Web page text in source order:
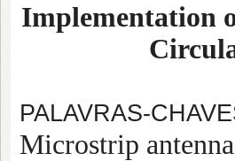
Implementation
PALAVRAS-
Microstrip